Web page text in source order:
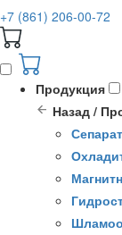
+7 (861) 206-00-72
Продукция
Назад /